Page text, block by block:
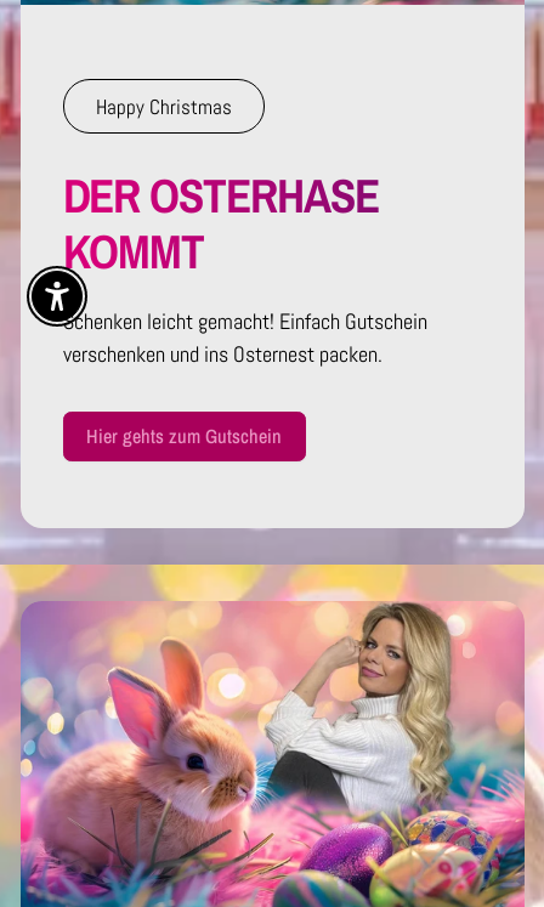
Happy Christmas
DER OSTERHASE
KOMMT
Schenken leicht gemacht! Einfach Gutschein
verschenken und ins Osternest packen.
Hier gehts zum Gutschein
Enable Accessibility